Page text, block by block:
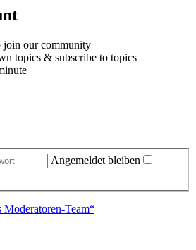
join our community
topics & subscribe to topics
Angemeldet bleiben
Moderatoren-Team“